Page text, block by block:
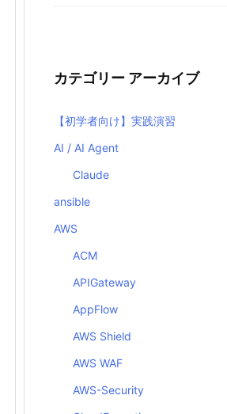
カテゴリー アーカイブ
【初学者向け】実践演習
AI / AI Agent
Claude
ansible
AWS
ACM
APIGateway
AppFlow
AWS Shield
AWS WAF
AWS-Security